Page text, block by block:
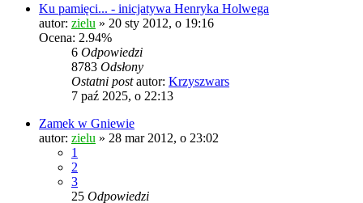
Ku pamięci... - inicjatywa Henryka Holwega
autor: zielu » 20 sty 2012, o 19:16
Ocena: 2.94%
6 Odpowiedzi
8783 Odsłony
Ostatni postautor: Krzyszwars
7 paź 2025, o 22:13
Zamek w Gniewie
autor: zielu » 28 mar 2012, o 23:02
1
2
3
25 Odpowiedzi